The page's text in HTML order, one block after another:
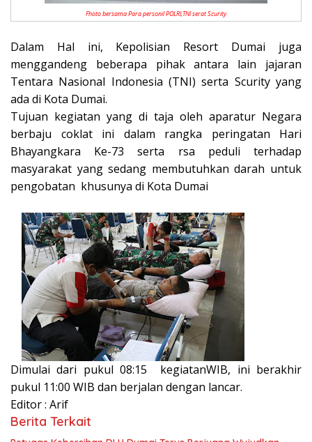
Fhoto bersama Para personil POLRI,TNI serat Scurity
Dalam Hal ini, Kepolisian Resort Dumai juga
menggandeng beberapa pihak antara lain jajaran
Tentara Nasional Indonesia (TNI) serta Scurity yang
ada di Kota Dumai.
Tujuan kegiatan yang di taja oleh aparatur Negara
berbaju coklat ini dalam rangka peringatan Hari
Bhayangkara Ke-73 serta rsa peduli terhadap
masyarakat yang sedang membutuhkan darah untuk
pengobatan khusunya di Kota Dumai
Dimulai dari pukul 08:15 kegiatanWIB, ini berakhir
pukul 11:00 WIB dan berjalan dengan lancar.
Editor : Arif
Berita Terkait